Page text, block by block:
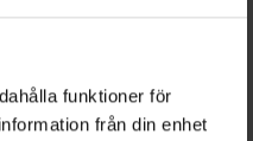
funktioner för
från din enhet